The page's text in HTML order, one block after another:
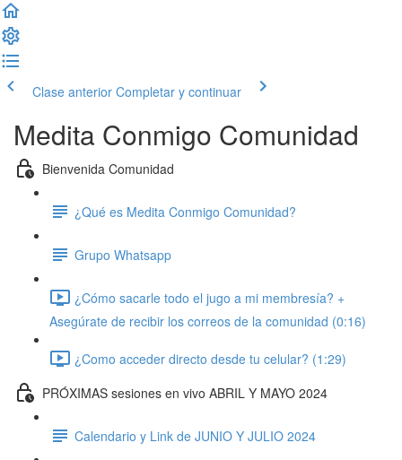
Clase anterior Completar y continuar
Medita Conmigo Comunidad
Bienvenida Comunidad
¿Qué es Medita Conmigo Comunidad?
Grupo Whatsapp
¿Cómo sacarle todo el jugo a mi membresía? +
Asegúrate de recibir los correos de la comunidad (0:16)
¿Como acceder directo desde tu celular? (1:29)
PRÓXIMAS sesiones en vivo ABRIL Y MAYO 2024
Calendario y Link de JUNIO Y JULIO 2024